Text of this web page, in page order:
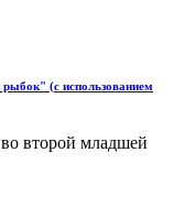
(с использованием
второй младшей